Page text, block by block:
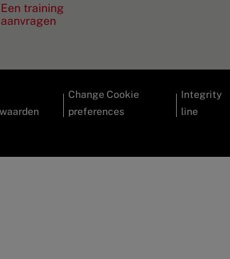
Een training
aanvragen
Change Cookie
preferences
Integrity
line